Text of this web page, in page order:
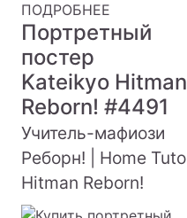
ПОДРОБНЕЕ
Портретный
постер
Kateikyo Hitman
Reborn! #4491
Учитель-мафиози
Реборн! | Home
Hitman Reborn!